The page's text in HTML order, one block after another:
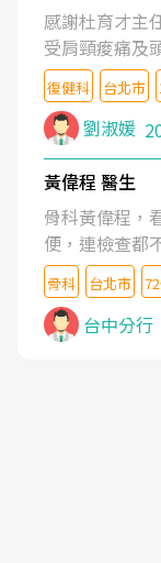
感謝杜育才主
受肩頸痠痛及
檢查,也嘗試過
沒有用,後來連
症狀,沒多久就
台灣親友介紹
家,上網搜尋杜
定決心飛回台
治療真的很厲
家特別好睡,經
主任除了打針
好做運動,看診
大力推荐!
復健科 台北市
劉淑媛
黃偉程 醫生
骨科黃偉程，
便，連檢查都
想詢問病情還
大頭症，變得
檢查都懶得做
骨科 台北市
台中分行